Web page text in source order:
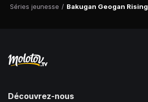
Séries jeunesse / Bakugan Geogan Rising
Découvrez-nous